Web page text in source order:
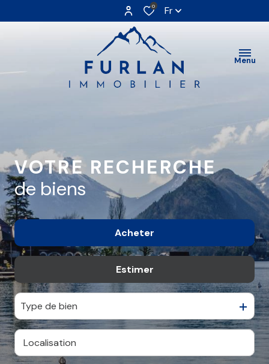
0 Fr
Menu
VOTRE RECHERCHE
de biens
Acheter
De l'immo pro
Estimer
Type de bien